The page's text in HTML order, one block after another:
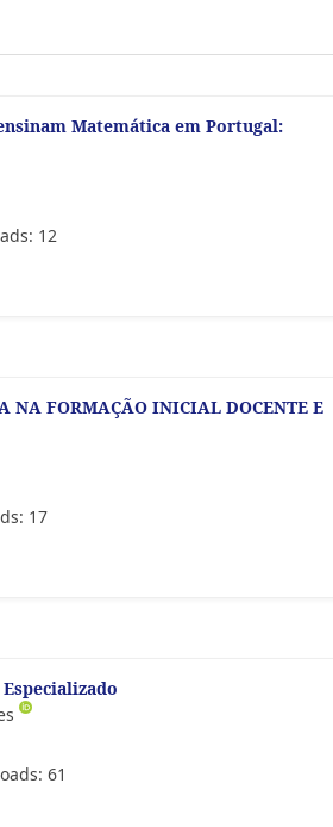
Matemática em Portugal:
12
NA FORMAÇÃO INICIAL DOCENTE E
17
61